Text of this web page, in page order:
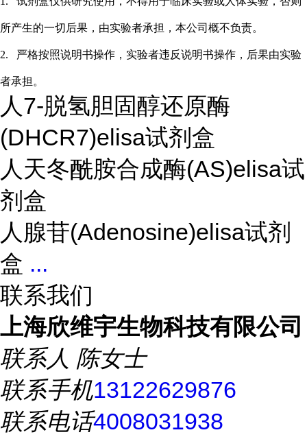
所产生的一切后果，由实验者承担，本公司概不负责。
2. 严格按照说明书操作，实验者违反说明书操作，后果由实验
者承担。
人7-脱氢胆固醇还原酶
(DHCR7)elisa试剂盒
人天冬酰胺合成酶(AS)elisa试
剂盒
人腺苷(Adenosine)elisa试剂
盒 ...
联系我们
上海欣维宇生物科技有限公司
联系人 陈女士
联系手机13122629876
联系电话4008031938